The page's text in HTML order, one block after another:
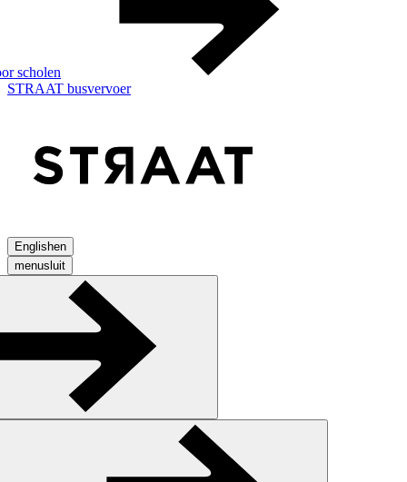
scholen
STRAAT busvervoer
Englishen
menusluit